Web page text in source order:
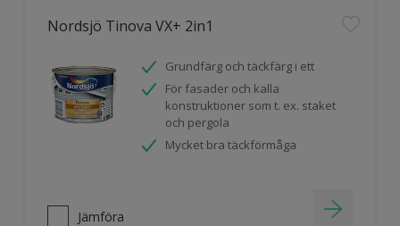
Nordsjö Tinova VX+ 2in1
Grundfärg och täckfärg i ett
För fasader och kalla
konstruktioner som t. ex. staket
och pergola
Mycket bra täckförmåga
Jämföra